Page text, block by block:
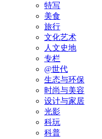
特写
美食
旅行
文化艺术
人文史地
专栏
@世代
生态与环保
时尚与美容
设计与家居
光影
科玩
科普